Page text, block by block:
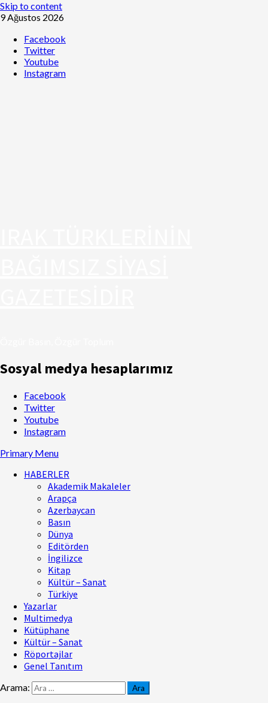
Skip to content
9 Ağustos 2026
Facebook
Twitter
Youtube
Instagram
Sosyal medya hesaplarımız
Facebook
Twitter
Youtube
Instagram
Primary Menu
HABERLER
Akademik Makaleler
Arapça
Azerbaycan
Basın
Dünya
Editörden
İngilizce
Kitap
Kültür – Sanat
Türkiye
Yazarlar
Multimedya
Kütüphane
Kültür – Sanat
Röportajlar
Genel Tanıtım
Arama: